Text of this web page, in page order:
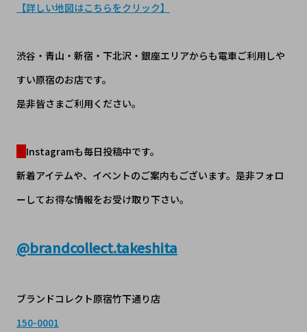
【詳しい地図はこちらをクリック】
渋谷・青山・新宿・下北沢・銀座エリアからも電車ご利用しや
すい原宿のお店です。
是非皆さまご利用ください。
Instagramも毎日投稿中です。
新着アイテムや、イベントのご案内もございます。是非フォロ
ーしてお得な情報をお受け取り下さい。
@brandcollect.takeshita
ブランドコレクト原宿竹下通り店
150-0001